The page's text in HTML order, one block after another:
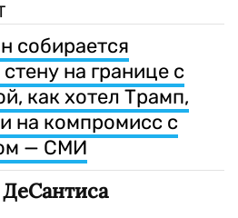
собирается
на границе с
как хотел Трамп,
на компромисс с
— СМИ